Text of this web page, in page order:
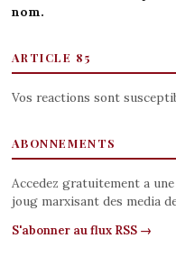
nom.
ARTICLE 85
Vos reactions sont
ABONNEMENTS
Accedez gratuitement a
joug marxisant des media
S'abonner au flux RSS →